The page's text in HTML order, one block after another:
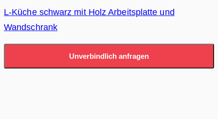
L-Küche schwarz mit Holz Arbeitsplatte und
Wandschrank
Unverbindlich anfragen